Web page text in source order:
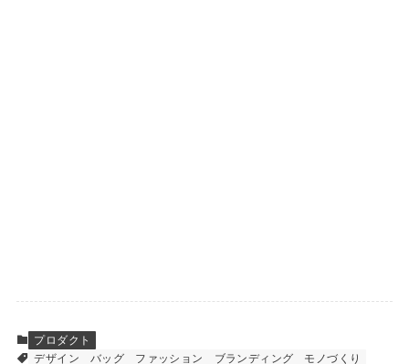
プロダクト
デザイン
バッグ ファッション ブランディング モノづくり